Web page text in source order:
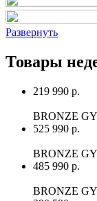
Развернуть
Товары
219 990 р.
BRONZE
525 990 р.
BRONZE
485 990 р.
BRONZE